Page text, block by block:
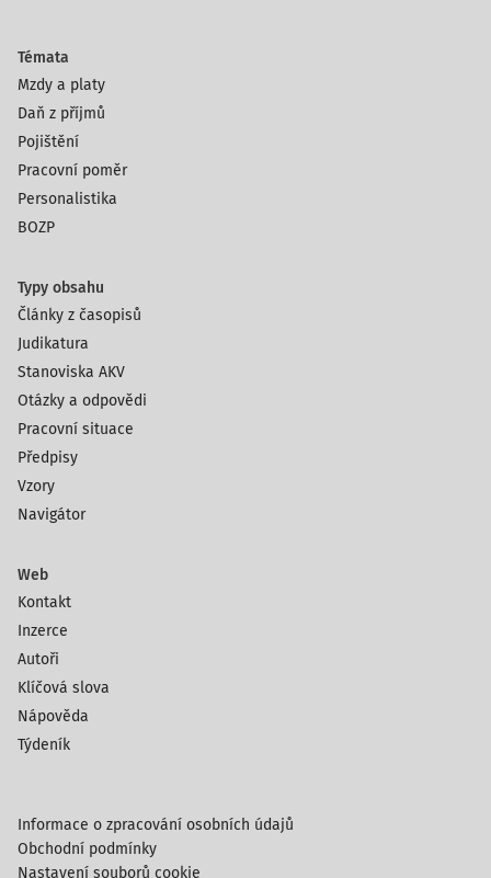
Témata
Mzdy a platy
Daň z příjmů
Pojištění
Pracovní poměr
Personalistika
BOZP
Typy obsahu
Články z časopisů
Judikatura
Stanoviska AKV
Otázky a odpovědi
Pracovní situace
Předpisy
Vzory
Navigátor
Web
Kontakt
Inzerce
Autoři
Klíčová slova
Nápověda
Týdeník
Informace o zpracování osobních údajů
Obchodní podmínky
Nastavení souborů cookie